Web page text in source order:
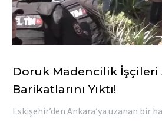
Doruk Madencilik İşçileri
Barikatlarını Yıktı!
Eskişehir’den Ankara’ya uzanan bir